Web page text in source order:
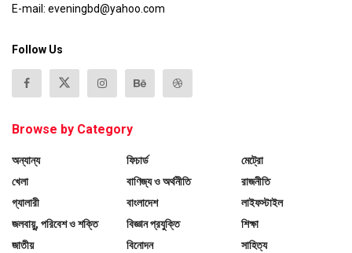
E-mail: eveningbd@yahoo.com
Follow Us
Browse by Category
অন্যান্য
খেলা
গ্যালারী
জলবায়ু, পরিবেশ ও শক্তি
জাতীয়
ফিচার্ড
বাণিজ্য ও অর্থনীতি
বাংলাদেশ
বিজ্ঞান প্রযুক্তি
বিনোদন
মেট্রো
রাজনীতি
লাইফস্টাইল
শিক্ষা
সাহিত্য